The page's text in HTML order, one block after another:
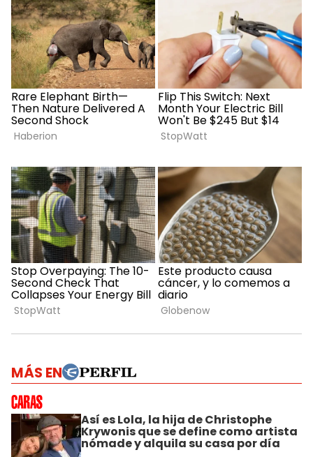
MÁS EN
Así es Lola, la hija de Christophe
Krywonis que se define como artista
nómade y alquila su casa por día